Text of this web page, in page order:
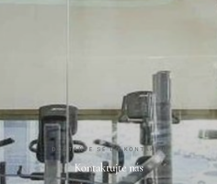
DOSTAŇTE SE DO KONTAKTU
Kontaktujte nás